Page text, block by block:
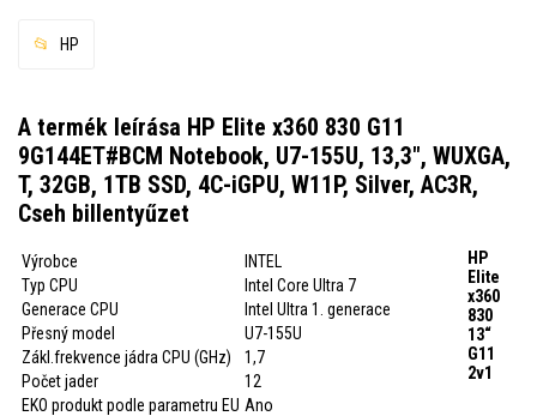
HP
A termék leírása HP Elite x360 830 G11
9G144ET#BCM Notebook, U7-155U, 13,3", WUXGA,
T, 32GB, 1TB SSD, 4C-iGPU, W11P, Silver, AC3R,
Cseh billentyűzet
Výrobce
INTEL
Typ CPU
Intel Core Ultra 7
Generace CPU
Intel Ultra 1. generace
Přesný model
U7-155U
Zákl.frekvence jádra CPU (GHz)
1,7
Počet jader
12
EKO produkt podle parametru EU Ano
HP
Elite
x360
830
13“
G11
2v1